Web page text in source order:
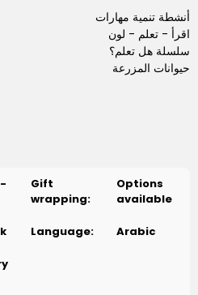
أنشطة تنمية مهارات
اقرأ - تعلم - لون
سلسلة هل تعلم؟
حيوانات المزرعة
Gift
wrapping:
Options
available
Language: Arabic